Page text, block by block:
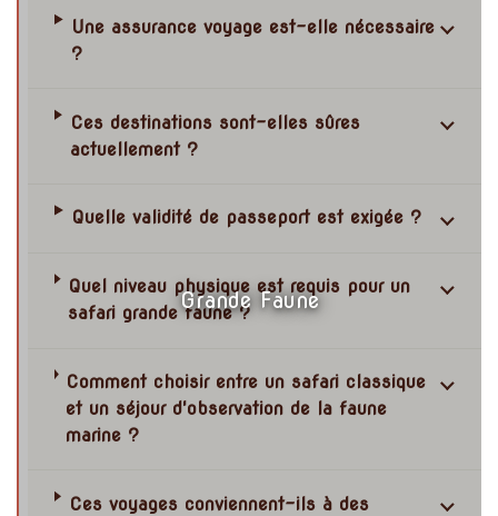
Grande Faune
Une assurance voyage est-elle nécessaire
?
Ces destinations sont-elles sûres
actuellement ?
Quelle validité de passeport est exigée ?
Quel niveau physique est requis pour un
safari grande faune ?
Comment choisir entre un safari classique
et un séjour d'observation de la faune
marine ?
Ces voyages conviennent-ils à des